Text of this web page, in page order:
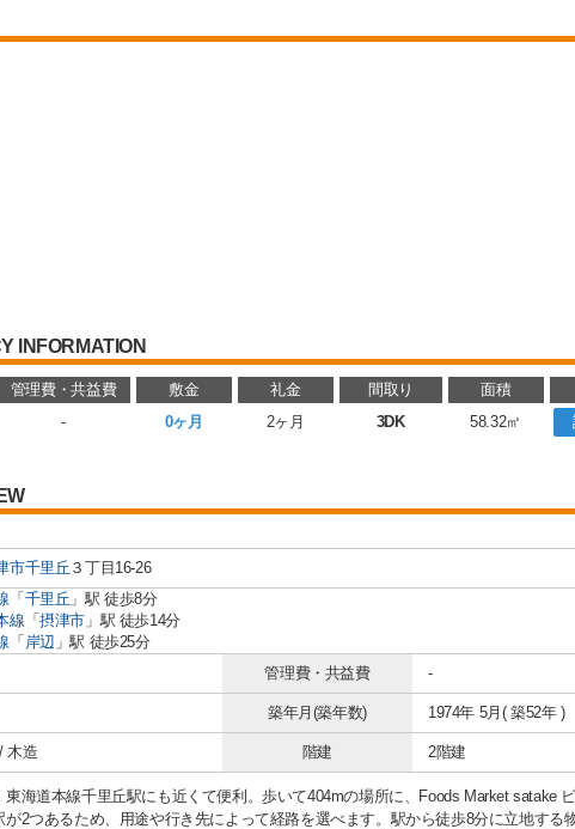
INFORMATION
管理費・共益費 敷金 礼金 間取り 面積
- 0ヶ月 2ヶ月 3DK 58.32㎡
市千里丘 ３丁目16-26
「 千里丘 」駅 徒歩8分
線 「摂津市 」駅 徒歩14分
「 岸辺 」駅 徒歩25分
管理費・共益費 -
築年月(築年数) 1974年 5月( 築52年 )
木造 階建 2階建
東海道本線千里丘駅にも近くて便利。歩いて404mの場所に、Foods Market satake
が2つあるため、用途や行き先によって経路を選べます。駅から徒歩8分に立地する